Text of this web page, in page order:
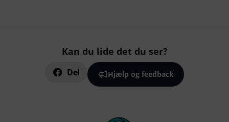
Kan du lide det du ser?
Del Hjælp og feedback